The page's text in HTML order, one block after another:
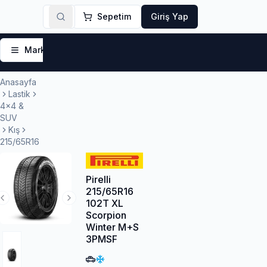
Sepetim Giriş Yap
Markalar
Anasayfa
Lastik
4x4 &
SUV
Kış
215/65R16
Next Slide
Previous Slide
Pirelli
215/65R16
102T XL
Scorpion
Winter M+S
3PMSF